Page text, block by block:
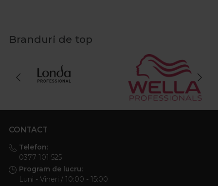
Branduri de top
CONTACT
Telefon:
0377 101 525
Program de lucru:
Luni - Vineri / 10:00 - 15:00